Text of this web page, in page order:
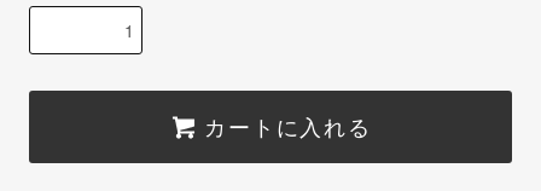
カートに入れる